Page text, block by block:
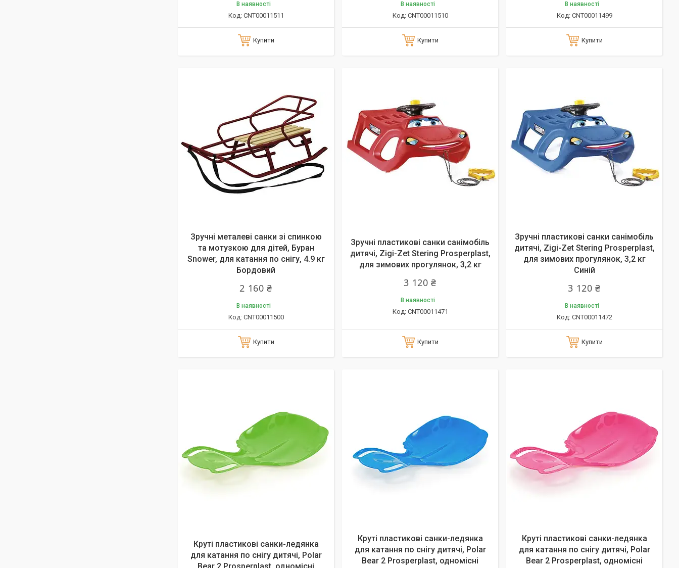
В наявності
CNT00011511
Купити
В наявності
CNT00011510
Купити
В наявності
CNT00011499
Купити
Зручні металеві санки зі спинкою
та мотузкою для дітей, Буран
Snower, для катання по снігу, 4.9 кг
Бордовий
2 160 ₴
В наявності
CNT00011500
Купити
Зручні пластикові санки санімобіль
дитячі, Zigi-Zet Stering Prosperplast,
для зимових прогулянок, 3,2 кг
3 120 ₴
В наявності
CNT00011471
Купити
Зручні пластикові санки санімобіль
дитячі, Zigi-Zet Stering Prosperplast,
для зимових прогулянок, 3,2 кг
Синій
3 120 ₴
В наявності
CNT00011472
Купити
Круті пластикові санки-ледянка
для катання по снігу дитячі, Polar
Круті пластикові санки-ледянка
для катання по снігу дитячі, Polar
Bear 2 Prosperplast, одномісні
Круті пластикові санки-ледянка
для катання по снігу дитячі, Polar
Bear 2 Prosperplast, одномісні